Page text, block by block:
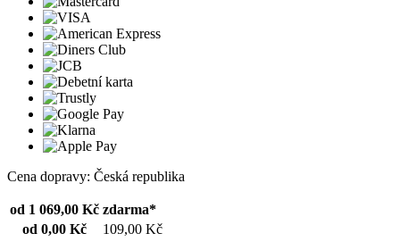
Cena dopravy: Česká republika
od 1 069,00 Kč zdarma*
od 0,00 Kč
109,00 Kč